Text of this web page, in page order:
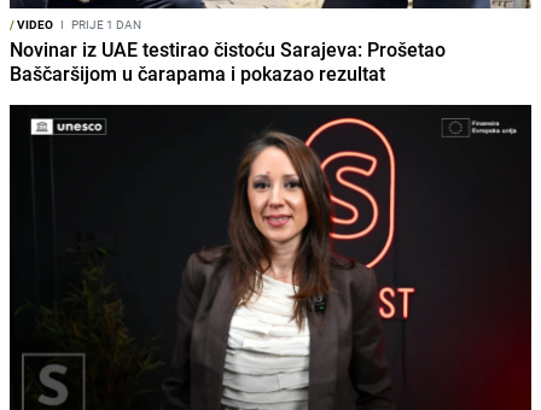
/VIDEO I PRIJE 1 DAN
Novinar iz UAE testirao čistoću Sarajeva: Prošetao
Baščaršijom u čarapama i pokazao rezultat